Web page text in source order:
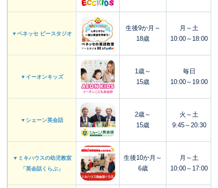
▼ベネッセ ビースタジオ
生後9か月～
18歳
月～土
10:00～18:00
▼イーオンキッズ
1歳～
15歳
毎日
10:00～19:00
▼シェーン英会話
2歳～
15歳
火～土
9:45～20:30
▼ミキハウスの幼児教室
「英会話くらぶ」
生後10か月～
6歳
月～土
10:00～17:00